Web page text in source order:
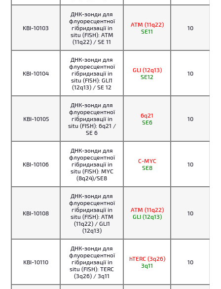
KBI-10103
ДНК-зонди для
флуоресцентної
гібридизації in
situ (FISH): ATM
(11q22) / SE 11
ATM (11q22)
SE11
10
KBI-10104
ДНК-зонди для
флуоресцентної
гібридизації in
situ (FISH): GLI1
(12q13) / SE 12
GLI (12q13)
SE12
10
KBI-10105
ДНК-зонди для
флуоресцентної
гібридизації in
situ (FISH): 6q21 /
SE 6
6q21
SE6
10
KBI-10106
ДНК-зонди для
флуоресцентної
гібридизації in
situ (FISH): MYC
(8q24)/SE8
C-MYC
SE8
10
KBI-10108
ДНК-зонди для
флуоресцентної
гібридизації in
situ (FISH): ATM
(11q22) / GLI1
(12q13)
ATM (11q22)
GLI (12q13)
10
KBI-10110
ДНК-зонди для
флуоресцентної
гібридизації in
situ (FISH): TERC
(3q26) / 3q11
hTERC (3q26)
3q11
10